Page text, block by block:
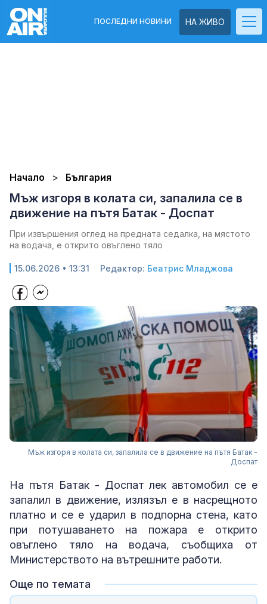
НА ЖИВО
ПОСЛЕДНИ НОВИНИ
Начало България
Мъж изгоря в колата си, запалила се в
движение на пътя Батак - Доспат
При извършения оглед на предната седалка, на мястото
на водача, е открито овъглено тяло
15.06.2026 • 13:31 Редактор: Беатрис Младжова
Мъж изгоря в колата си, запалила се в движение на пътя Батак -
Доспат
На пътя Батак - Доспат лек автомобил се е
запалил в движение, излязъл е в насрещното
платно и се е ударил в подпорна стена, като
при потушаването на пожара е открито
овъглено тяло на водача, съобщиха от
Министерството на вътрешните работи.
Още по темата